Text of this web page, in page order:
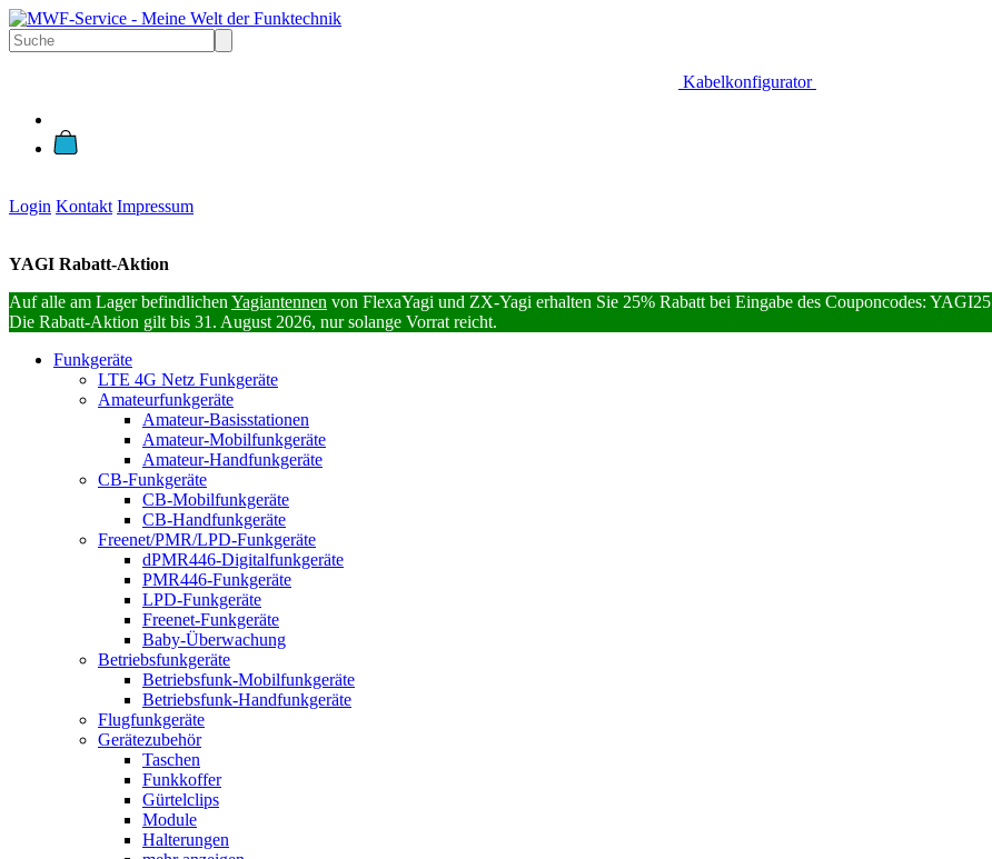
Kabelkonfigurator
Login Kontakt Impressum
YAGI Rabatt-Aktion
Auf alle am Lager befindlichen Yagiantennen von FlexaYagi und ZX-Yagi erhalten Sie 25% Rabatt bei Eingabe des Couponcodes: YAGI25
Die Rabatt-Aktion gilt bis 31. August 2026, nur solange Vorrat reicht.
Funkgeräte
LTE 4G Netz Funkgeräte
Amateurfunkgeräte
Amateur-Basisstationen
Amateur-Mobilfunkgeräte
Amateur-Handfunkgeräte
CB-Funkgeräte
CB-Mobilfunkgeräte
CB-Handfunkgeräte
Freenet/PMR/LPD-Funkgeräte
dPMR446-Digitalfunkgeräte
PMR446-Funkgeräte
LPD-Funkgeräte
Freenet-Funkgeräte
Baby-Überwachung
Betriebsfunkgeräte
Betriebsfunk-Mobilfunkgeräte
Betriebsfunk-Handfunkgeräte
Flugfunkgeräte
Gerätezubehör
Taschen
Funkkoffer
Gürtelclips
Module
Halterungen